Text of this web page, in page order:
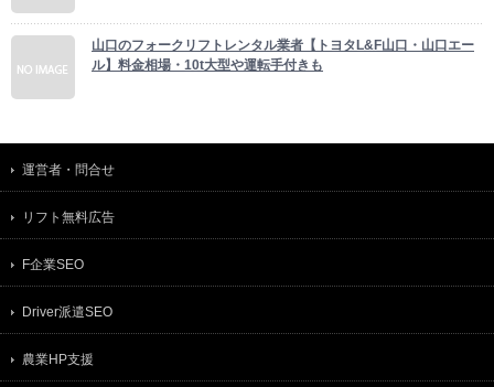
山口のフォークリフトレンタル業者【トヨタL&F山口・山口エー
ル】料金相場・10t大型や運転手付きも
運営者・問合せ
リフト無料広告
F企業SEO
Driver派遣SEO
農業HP支援